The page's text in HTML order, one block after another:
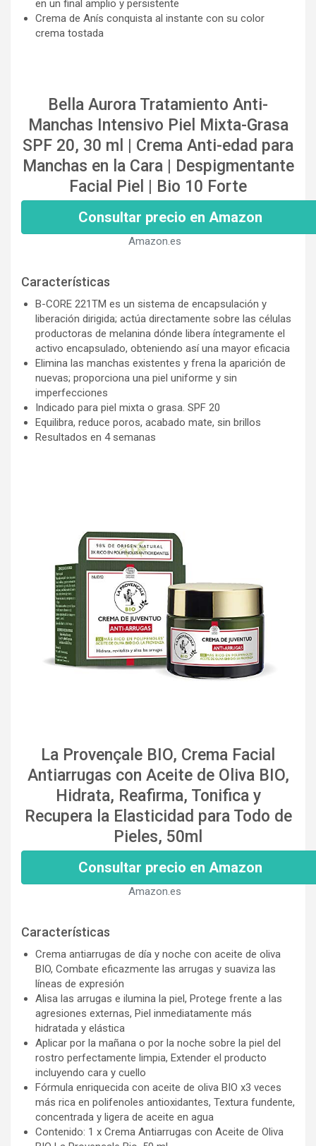
en un final amplio y persistente
Crema de Anís conquista al instante con su color
crema tostada
Bella Aurora Tratamiento Anti-
Manchas Intensivo Piel Mixta-Grasa
SPF 20, 30 ml | Crema Anti-edad para
Manchas en la Cara | Despigmentante
Facial Piel | Bio 10 Forte
Consultar precio en Amazon
Amazon.es
Características
B-CORE 221TM es un sistema de encapsulación y
liberación dirigida; actúa directamente sobre las células
productoras de melanina dónde libera íntegramente el
activo encapsulado, obteniendo así una mayor eficacia
Elimina las manchas existentes y frena la aparición de
nuevas; proporciona una piel uniforme y sin
imperfecciones
Indicado para piel mixta o grasa. SPF 20
Equilibra, reduce poros, acabado mate, sin brillos
Resultados en 4 semanas
La Provençale BIO, Crema Facial
Antiarrugas con Aceite de Oliva BIO,
Hidrata, Reafirma, Tonifica y
Recupera la Elasticidad para Todo de
Pieles, 50ml
Consultar precio en Amazon
Amazon.es
Características
Crema antiarrugas de día y noche con aceite de oliva
BIO, Combate eficazmente las arrugas y suaviza las
líneas de expresión
Alisa las arrugas e ilumina la piel, Protege frente a las
agresiones externas, Piel inmediatamente más
hidratada y elástica
Aplicar por la mañana o por la noche sobre la piel del
rostro perfectamente limpia, Extender el producto
incluyendo cara y cuello
Fórmula enriquecida con aceite de oliva BIO x3 veces
más rica en polifenoles antioxidantes, Textura fundente,
concentrada y ligera de aceite en agua
Contenido: 1 x Crema Antiarrugas con Aceite de Oliva